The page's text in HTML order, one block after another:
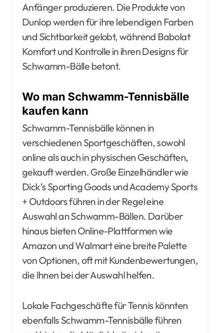
Anfänger produzieren. Die Produkte von
Dunlop werden für ihre lebendigen Farben
und Sichtbarkeit gelobt, während Babolat
Komfort und Kontrolle in ihren Designs für
Schwamm-Bälle betont.
Wo man Schwamm-Tennisbälle
kaufen kann
Schwamm-Tennisbälle können in
verschiedenen Sportgeschäften, sowohl
online als auch in physischen Geschäften,
gekauft werden. Große Einzelhändler wie
Dick’s Sporting Goods und Academy Sports
+ Outdoors führen in der Regel eine
Auswahl an Schwamm-Bällen. Darüber
hinaus bieten Online-Plattformen wie
Amazon und Walmart eine breite Palette
von Optionen, oft mit Kundenbewertungen,
die Ihnen bei der Auswahl helfen.
Lokale Fachgeschäfte für Tennis könnten
ebenfalls Schwamm-Tennisbälle führen